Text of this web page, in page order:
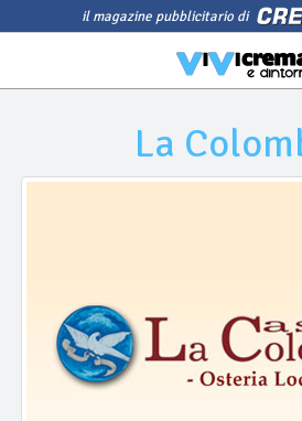
il magazine pubblicitario di
La